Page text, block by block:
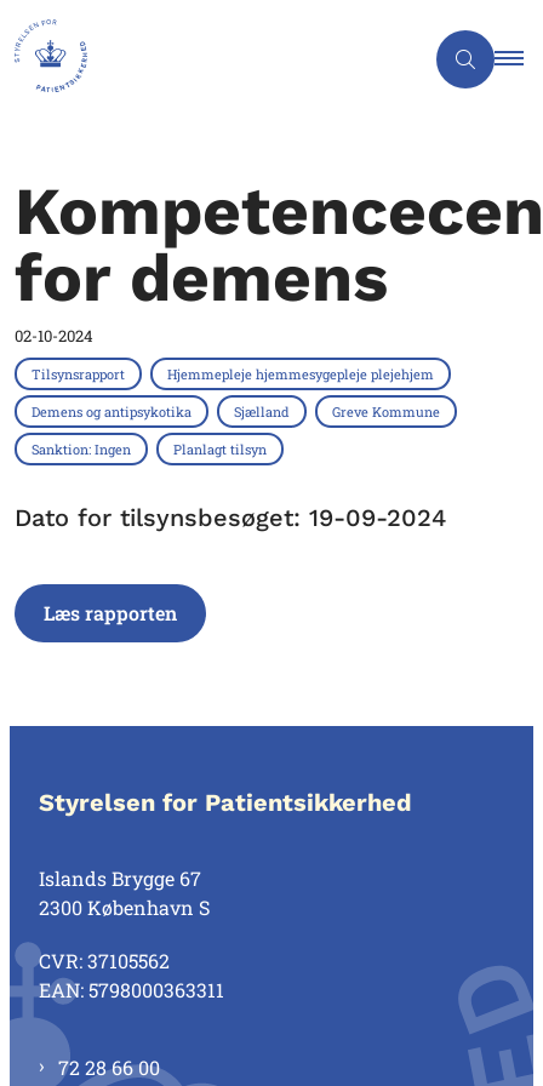
for demens
02-10-2024
Tilsynsrapport Hjemmepleje hjemmesygepleje plejehjem
Demens og antipsykotika Sjælland Greve Kommune
Sanktion: Ingen Planlagt tilsyn
Dato for tilsynsbesøget: 19-09-2024
Læs rapporten
Styrelsen for Patientsikkerhed
Islands Brygge 67
2300 København S
CVR: 37105562
EAN: 5798000363311
72 28 66 00